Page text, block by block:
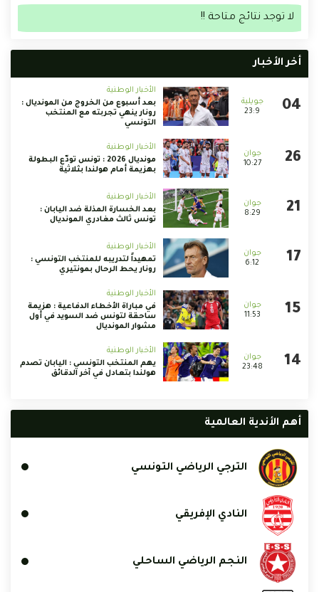
لا توجد نتائج متاحة !!
أخر الأخبار
23:9
الأخبار الوطنية
بعد أسبوع من الخروج من المونديال :
رونار ينهي تجربته مع المنتخب
التونسي
10:27
الأخبار الوطنية
مونديال 2026 : تونس تودّع البطولة
بهزيمة أمام هولندا بثلاثية
8:29
الأخبار الوطنية
بعد الخسارة المذلة ضد اليابان :
تونس ثالث مغادري المونديال
6:12
الأخبار الوطنية
تمهيداً لتدريبه للمنتخب التونسي :
رونار يحط الرحال بمونتيري
11:53
الأخبار الوطنية
في مباراة الأخطاء الدفاعية : هزيمة
ساحقة لتونس ضد السويد في أول
مشوار المونديال
23:48
الأخبار الوطنية
يهم المنتخب التونسي : اليابان تصدم
هولندا بتعادل في آخر الدقائق
أهم الأندية العالمية
الترجي الرياضي التونسي
النادي الإفريقي
النجم الرياضي الساحلي